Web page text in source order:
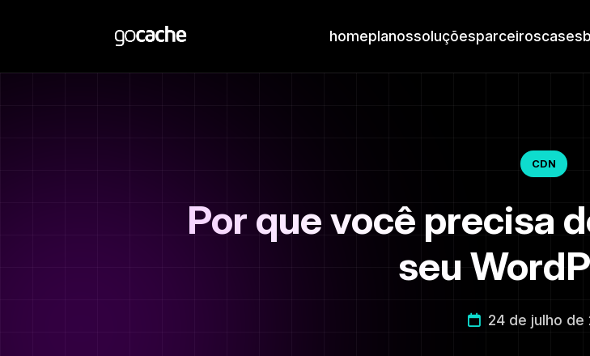
homeplanossoluçõesparceiroscases
CDN
Por que você precisa
seu
24 de julho de